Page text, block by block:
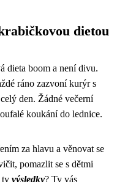
dietou
dieta boom a není divu.
ráno zazvoní kurýr s
den. Žádné večerní
koukání do lednice.
za hlavu a věnovat se
pomazlit se s dětmi
ty výsledky? Ty vás